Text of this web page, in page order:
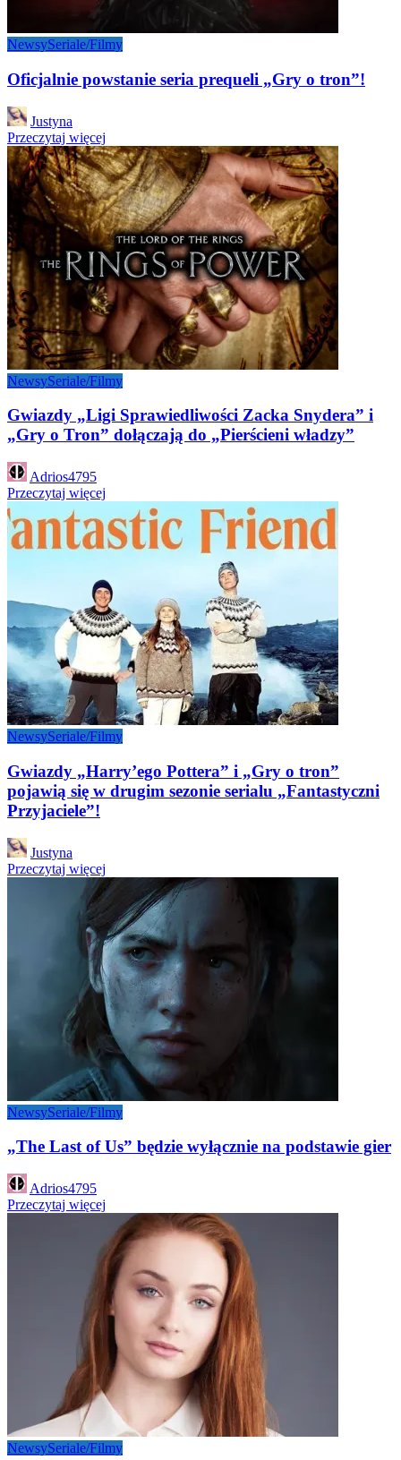
NewsySeriale/Filmy
Oficjalnie powstanie seria prequeli „Gry o tron”!
Posted
by
Justyna
Przeczytaj więcej
NewsySeriale/Filmy
Gwiazdy „Ligi Sprawiedliwości Zacka Snydera” i
„Gry o Tron” dołączają do „Pierścieni władzy”
Posted
by
Adrios4795
Przeczytaj więcej
NewsySeriale/Filmy
Gwiazdy „Harry’ego Pottera” i „Gry o tron”
pojawią się w drugim sezonie serialu „Fantastyczni
Przyjaciele”!
Posted
by
Justyna
Przeczytaj więcej
NewsySeriale/Filmy
„The Last of Us” będzie wyłącznie na podstawie gier
Posted
by
Adrios4795
Przeczytaj więcej
NewsySeriale/Filmy